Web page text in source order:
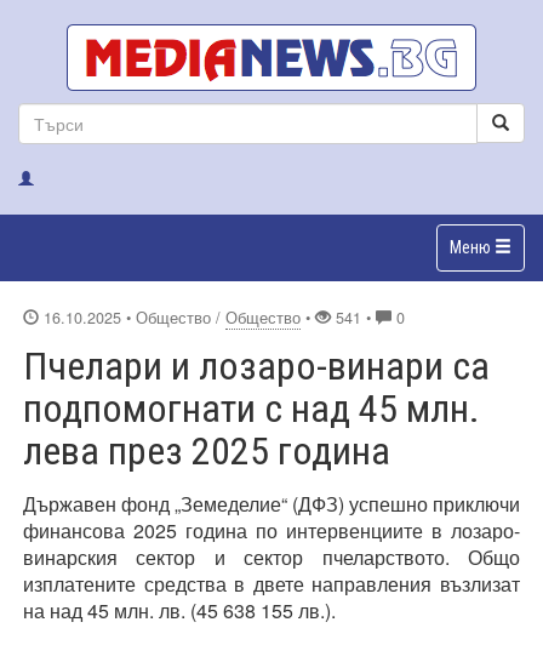
Меню
16.10.2025 • Общество / Общество • 541 • 0
Пчелари и лозаро-винари са
подпомогнати с над 45 млн.
лева през 2025 година
Държавен фонд „Земеделие“ (ДФЗ) успешно приключи
финансова 2025 година по интервенциите в лозаро-
винарския сектор и сектор пчеларството. Общо
изплатените средства в двете направления възлизат
на над 45 млн. лв. (45 638 155 лв.).